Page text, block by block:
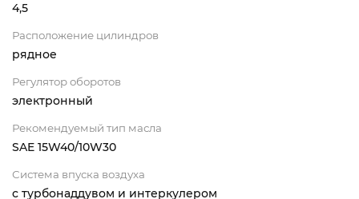
4,5
Расположение цилиндров
рядное
Регулятор оборотов
электронный
Рекомендуемый тип масла
SAE 15W40/10W30
Система впуска воздуха
с турбонаддувом и интеркулером